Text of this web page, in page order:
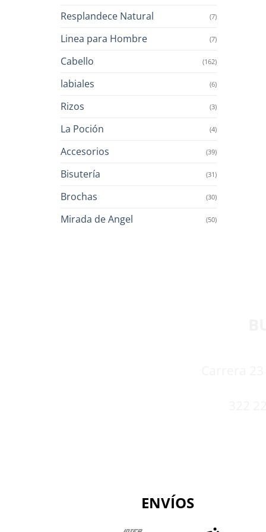
Resplandece Natural (7)
Linea para Hombre (7)
Cabello (162)
labiales (6)
Rizos (3)
La Poción (4)
Accesorios (39)
Bisutería (31)
Brochas (30)
Mirada de Angel (50)
ENVÍOS